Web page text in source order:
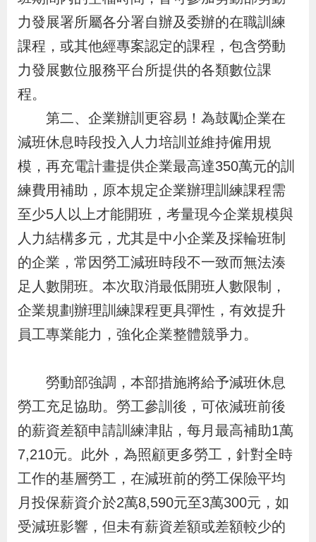
宣
導
專
區
關
連
結
網
站
導
覽
民
意
信
箱
文
字
客
服
統
計
資
訊
E
n
g
l
回
首
頁
R
S
S
隱
私
權
資
訊
力發展署所屬各分署自辦及委辦的在職訓練
課程，或其他經專案認定的課程，包含勞動
力發展數位服務平台所提供的各類數位課
程。
第二、企業辦訓更容易！為鼓勵企業在
減班休息時段投入人力培訓並維持僱用規
模，再充電計畫提供企業最高達350萬元的訓
練費用補助，原本規定企業辦理訓練課程需
至少5人以上才能開班，考量現今企業規模與
人力結構多元，尤其是中小企業及採輪班制
的企業，常因勞工減班時段不一致而無法湊
足人數開班。本次取消最低開班人數限制，
企業規劃辦理訓練課程更具彈性，有效提升
員工專業能力，強化企業整體競爭力。
勞動部強調，本部措施將給予減班休息
勞工充足協助。勞工參訓後，可依減班前後
的薪資差額申請訓練津貼，每月最高補助1萬
7,210元。此外，為照顧更多勞工，針對全時
工作的基層勞工，在減班前的勞工保險平均
月投保薪資介於2萬8,590元至3萬300元，如
受減班影響，但未有薪資差額或差額較少的